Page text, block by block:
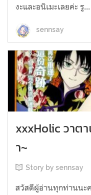
งะและอนิเมะเลยค่ะ รู...
sennsay
xxxHolic วา
า~
Story by sennsay
สวัสดีผู้อ่านทุกท่านนะค